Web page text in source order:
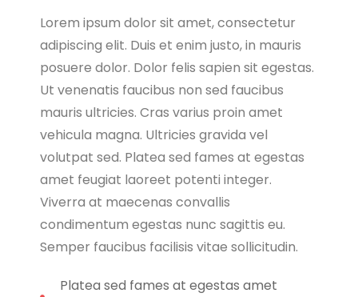
Lorem ipsum dolor sit amet, consectetur
adipiscing elit. Duis et enim justo, in mauris
posuere dolor. Dolor felis sapien sit egestas.
Ut venenatis faucibus non sed faucibus
mauris ultricies. Cras varius proin amet
vehicula magna. Ultricies gravida vel
volutpat sed. Platea sed fames at egestas
amet feugiat laoreet potenti integer.
Viverra at maecenas convallis
condimentum egestas nunc sagittis eu.
Semper faucibus facilisis vitae sollicitudin.
Platea sed fames at egestas amet